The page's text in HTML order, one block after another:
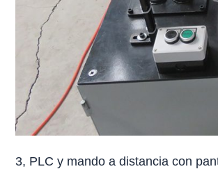
3, PLC y mando a distancia con